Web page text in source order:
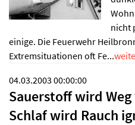
nicht
einige. Die Feuerwehr
Extremsituationen oft Fe...
04.03.2003 00:00:00
Sauerstoff wird
Schlaf wird Rauch